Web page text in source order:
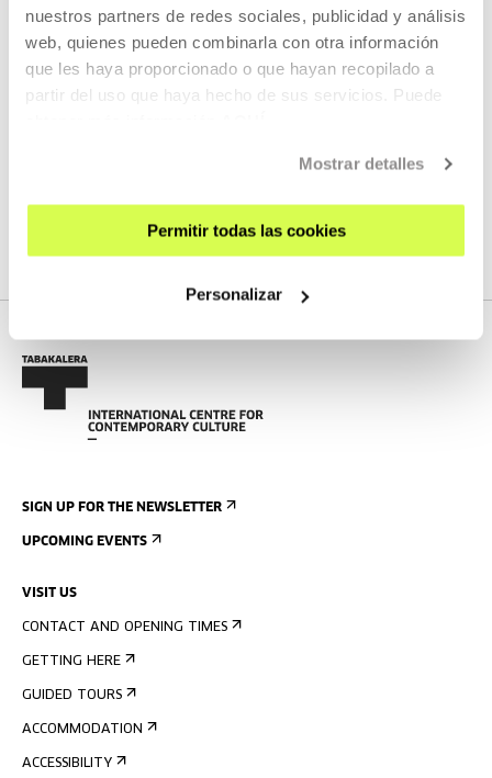
nuestros partners de redes sociales, publicidad y análisis
web, quienes pueden combinarla con otra información
que les haya proporcionado o que hayan recopilado a
partir del uso que haya hecho de sus servicios. Puede
Mostrar detalles
Permitir todas las cookies
Personalizar
topias for imagining the world
Discussion on the critical power of dystopian narratives.
SEE ALL UPCOMING ACTIVITIES
SIGN UP FOR THE NEWSLETTER
UPCOMING EVENTS
VISIT US
CONTACT AND OPENING TIMES
GETTING HERE
GUIDED TOURS
ACCOMMODATION
ACCESSIBILITY